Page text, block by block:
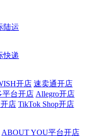
陆运
快递
开店 速卖通开店
平台开店 Allegro开店
店 TikTok Shop开店
ABOUT YOU平台开店